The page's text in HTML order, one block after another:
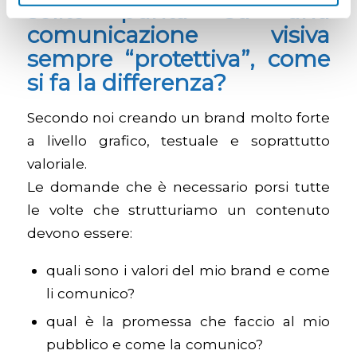
solito punta su una
comunicazione visiva
sempre “protettiva”, come
si fa la differenza?
Secondo noi creando un brand molto forte
a livello grafico, testuale e soprattutto
valoriale.
Le domande che è necessario porsi tutte
le volte che strutturiamo un contenuto
devono essere:
quali sono i valori del mio brand e come
li comunico?
qual è la promessa che faccio al mio
pubblico e come la comunico?